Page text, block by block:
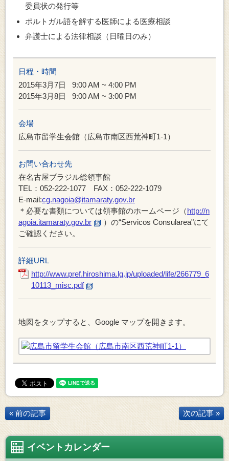
委員状の発行等
ポルトガル語を解する医師による医療相談
弁護士による法律相談（日曜日のみ）
日程・時間
2015年3月7日
9:00 AM ~ 4:00 PM
2015年3月8日
9:00 AM ~ 3:00 PM
会場
広島市留学生会館（広島市南区西荒神町1-1）
お問い合わせ先
在名古屋ブラジル総領事館
TEL：052-222-1077 FAX：052-222-1079
E-mail:cg.nagoia@itamaraty.gov.br
＊必要な書類については領事館のホームページ（http://n
agoia.itamaraty.gov.br
）の“Servicos Consularea"にて
ご確認ください。
詳細URL
http://www.pref.hiroshima.lg.jp/uploaded/life/266779_6
10113_misc.pdf
地図をタップすると、Google マップを開きます。
« 前の記事 次の記事 »
イベントカレンダー